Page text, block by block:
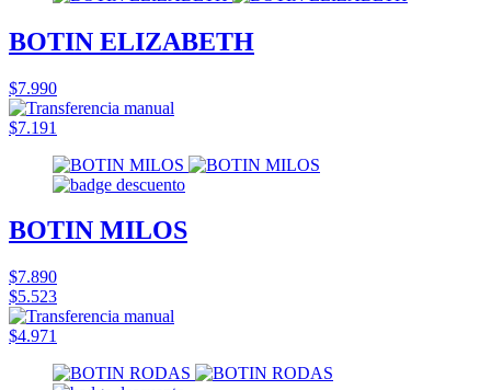
BOTIN ELIZABETH
$7.990
$7.191
BOTIN MILOS
$7.890
$5.523
$4.971